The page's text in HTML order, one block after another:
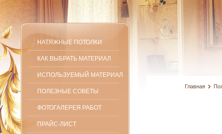
НАТЯЖНЫЕ ПОТОЛКИ
КАК ВЫБРАТЬ МАТЕРИАЛ
ИСПОЛЬЗУЕМЫЙ МАТЕРИАЛ
ПОЛЕЗНЫЕ СОВЕТЫ
ФОТОГАЛЕРЕЯ РАБОТ
ПРАЙС-ЛИСТ
Главная